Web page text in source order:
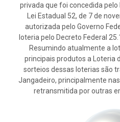
privada que foi concedida
Lei Estadual 52, de 7 de
autorizada pelo Governo
loteria pelo Decreto Federal
Resumindo atualmente a
principais produtos a Loteria
sorteios dessas loterias são
Jangadeiro, principalmente
retransmitida por outras